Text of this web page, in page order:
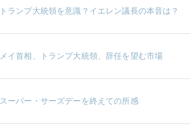
トランプ大統領を意識？イエレン議長の本音は？
メイ首相、トランプ大統領、辞任を望む市場
スーパー・サーズデーを終えての所感